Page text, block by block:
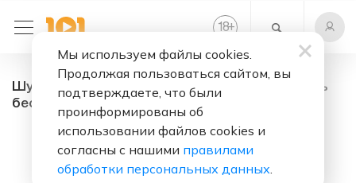
18+
Шумофф Кострома - радио онлайн. Слушать
бесплатно
Мы используем файлы cookies.
Продолжая пользоваться сайтом, вы
подтверждаете, что были
проинформированы об
использовании файлов cookies и
согласны с нашими правилами
обработки персональных данных.